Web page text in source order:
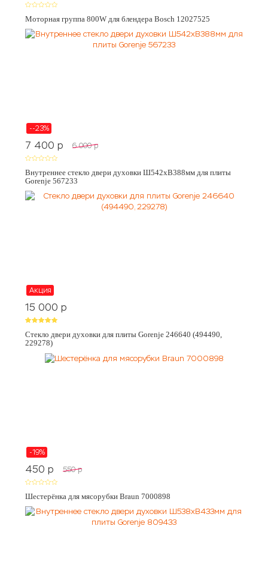
Моторная группа 800W для блендера Bosch 12027525
--23%
7 400 p 6 000 p
Внутреннее стекло двери духовки Ш542хВ388мм для плиты
Gorenje 567233
Акция
15 000 p
Стекло двери духовки для плиты Gorenje 246640 (494490,
229278)
-19%
450 p 550 p
Шестерёнка для мясорубки Braun 7000898